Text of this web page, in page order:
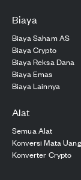
Biaya
Biaya Saham AS
Biaya Crypto
Biaya Reksa Dana
Biaya Emas
Biaya Lainnya
Alat
Semua Alat
Konversi Mata Uang
Konverter Crypto